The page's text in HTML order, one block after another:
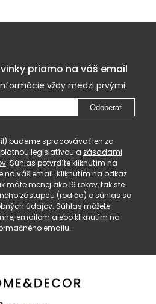
priamo na váš email
vždy medzi prvými
Odoberať
budeme spracovávať len za
legislatívou a zásadami
. Súhlas potvrdíte kliknutím na
na váš email. Kliknutím na odkaz
máte menej ako 16 rokov, tak ste
zástupcu (rodiča) o súhlas so
údajov. Súhlas môžete
emailom alebo kliknutím na
emailu.